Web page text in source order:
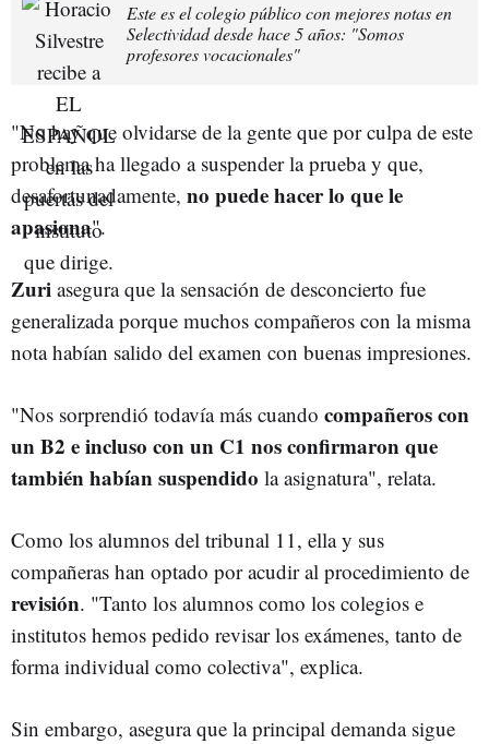
Este es el colegio público con mejores notas en
Selectividad desde hace 5 años: "Somos
profesores vocacionales"
"No hay que olvidarse de la gente que por culpa de este
problema ha llegado a suspender la prueba y que,
desafortunadamente, no puede hacer lo que le
apasiona".
Zuri asegura que la sensación de desconcierto fue
generalizada porque muchos compañeros con la misma
nota habían salido del examen con buenas impresiones.
"Nos sorprendió todavía más cuando compañeros con
un B2 e incluso con un C1 nos confirmaron que
también habían suspendido la asignatura", relata.
Como los alumnos del tribunal 11, ella y sus
compañeras han optado por acudir al procedimiento de
revisión. "Tanto los alumnos como los colegios e
institutos hemos pedido revisar los exámenes, tanto de
forma individual como colectiva", explica.
Sin embargo, asegura que la principal demanda sigue